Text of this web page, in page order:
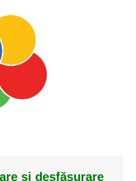
și desfășurare